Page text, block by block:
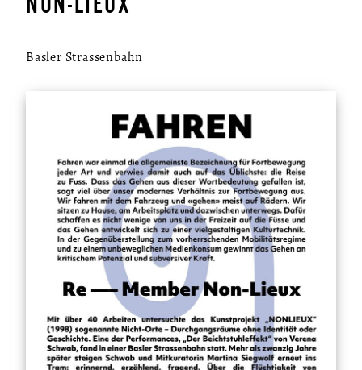
Basler Strassenbahn